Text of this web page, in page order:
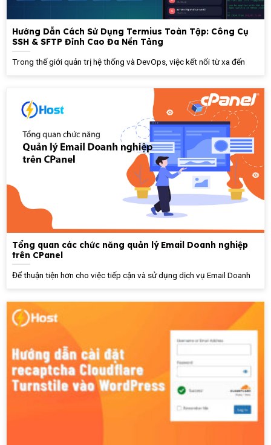
Hướng Dẫn Cách Sử Dụng Termius Toàn Tập: Công Cụ
SSH & SFTP Đỉnh Cao Đa Nền Tảng
Trong thế giới quản trị hệ thống và DevOps, việc kết nối từ xa đến
Tổng quan các chức năng quản lý Email Doanh nghiệp
trên CPanel
Để thuận tiện hơn cho việc tiếp cận và sử dụng dịch vụ Email Doanh